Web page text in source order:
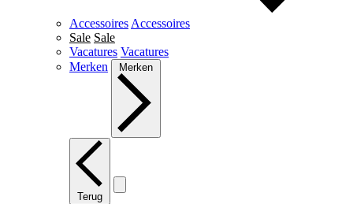
Accessoires Accessoires
Sale Sale
Vacatures Vacatures
Merken
Merken
Terug